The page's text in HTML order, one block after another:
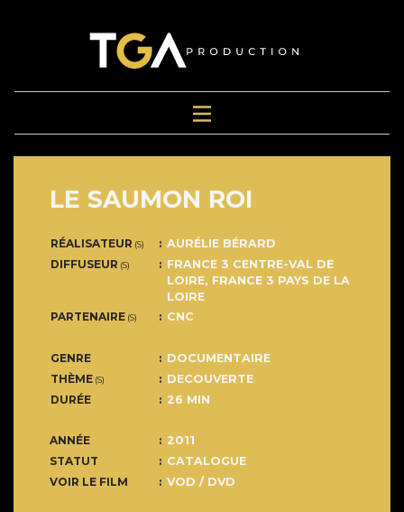
LE SAUMON ROI
RÉALISATEUR (S)
AURÉLIE BÉRARD
DIFFUSEUR (S)
FRANCE 3 CENTRE-VAL DE
LOIRE, FRANCE 3 PAYS DE LA
LOIRE
PARTENAIRE (S) CNC
GENRE
DOCUMENTAIRE
THÈME (S)
DECOUVERTE
DURÉE
26 MIN
ANNÉE
2011
STATUT
CATALOGUE
VOIR LE FILM
VOD / DVD